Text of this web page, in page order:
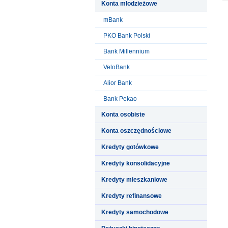
Konta młodzieżowe
mBank
PKO Bank Polski
Bank Millennium
VeloBank
Alior Bank
Bank Pekao
Konta osobiste
Konta oszczędnościowe
Kredyty gotówkowe
Kredyty konsolidacyjne
Kredyty mieszkaniowe
Kredyty refinansowe
Kredyty samochodowe